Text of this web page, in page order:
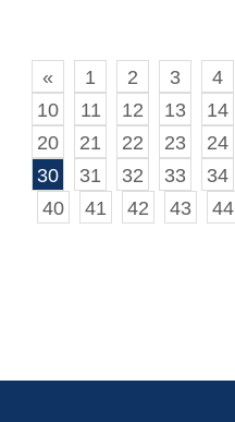
« 1 2 3 4
10
11 12 13 14
20
21 22 23 24
30
31 32 33 34
40
41 42 43 44